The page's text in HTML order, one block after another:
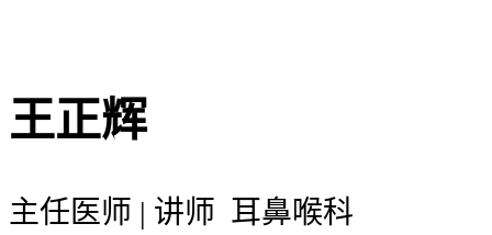
王正辉
主任医师 | 讲师 耳鼻喉科